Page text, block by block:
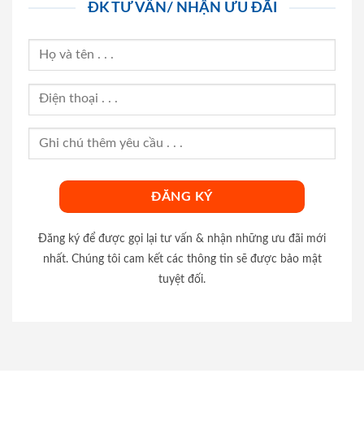
ĐK TƯ VẤN/ NHẬN ƯU ĐÃI
Đăng ký để được gọi lại tư vấn & nhận những ưu đãi mới
nhất. Chúng tôi cam kết các thông tin sẽ được bảo mật
tuyệt đối.